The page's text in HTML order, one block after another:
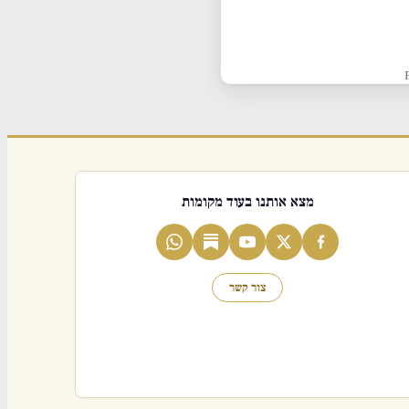
מצא אותנו בעוד מקומות
צור קשר